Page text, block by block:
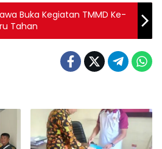
Buka Kegiatan TMMD Ke-
Tahan